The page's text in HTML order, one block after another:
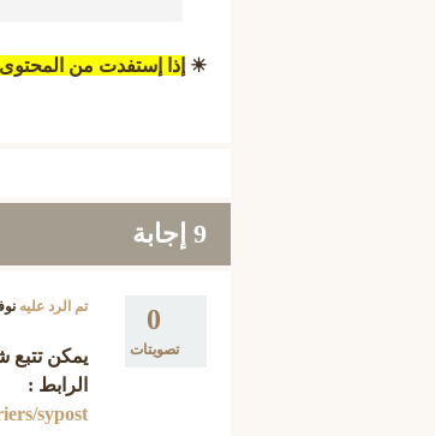
☀ إذا إستفدت من
9 إجابة
0
تصويتات
تم الرد عليه
الرابط :
sypost